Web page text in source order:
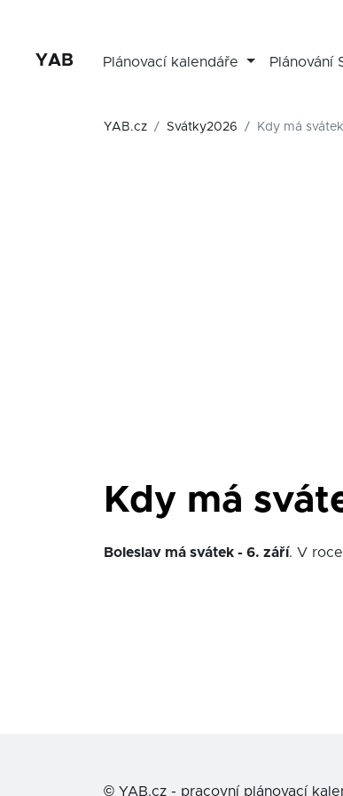
YAB Plánovací kalendáře Plánování
YAB.cz Svátky2026 Kdy má
Kdy má
Boleslav má svátek - 6. září. V roce
© YAB.cz - pracovní plánovací